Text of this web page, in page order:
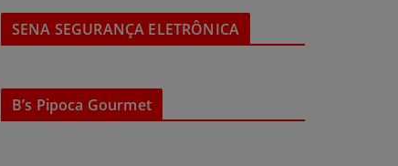
SENA SEGURANÇA ELETRÔNICA
B’s Pipoca Gourmet